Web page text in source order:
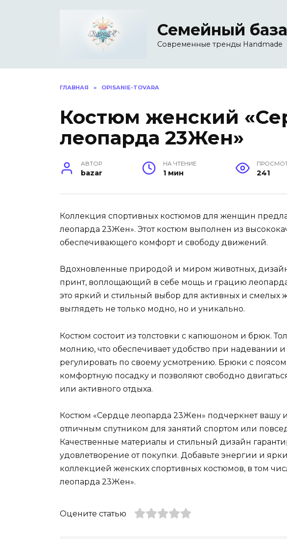
Семейный
Современные тренды Handmade
ГЛАВНАЯ » OPISANIE-TOVARA
Костюм женский
леопарда 23Жен»
АВТОР
bazar
НА ЧТЕНИЕ
1 мин 241
Коллекция спортивных костюмов для женщин
леопарда 23Жен». Этот костюм выполнен из
обеспечивающего комфорт и свободу движений.
Вдохновленные природой и миром животных,
принт, воплощающий в себе мощь и грацию
это яркий и стильный выбор для активных и смелых
выглядеть не только модно, но и уникально.
Костюм состоит из толстовки с капюшоном и брюк.
молнию, что обеспечивает удобство при надевании
регулировать по своему усмотрению. Брюки с
комфортную посадку и позволяют свободно
или активного отдыха.
Костюм «Сердце леопарда 23Жен» подчеркнет вашу
отличным спутником для занятий спортом или
Качественные материалы и стильный дизайн
удовлетворение от покупки. Добавьте энергии и
коллекцией женских спортивных костюмов, в том
леопарда 23Жен».
Оцените статью